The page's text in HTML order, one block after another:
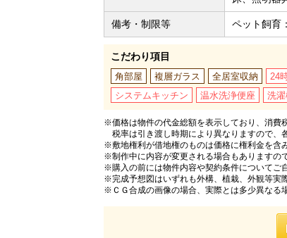
備考・制限等 ペット飼育
こだわり項目
角部屋 複層ガラス 全居室収納 24
システムキッチン
温水洗浄便座 洗
※価格は物件の代金総額を表示しており、消費
税率は引き渡し時期により異なりますので、
※敷地権利が借地権のものは価格に権利金を含
※制作中に内容が変更される場合もありますの
※購入の前には物件内容や契約条件についてご
※完成予想図はいずれも外構、植栽、外観等実
※ＣＧ合成の画像の場合、実際とは多少異なる